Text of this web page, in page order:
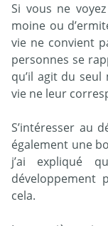
Si vous ne
moine ou
vie ne convient
personnes se
qu’il agit du
vie ne leur
S’intéresser au
également une
j’ai expliqué
développement
cela.